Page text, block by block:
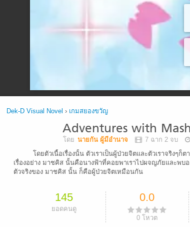
Dek-D Visual Novel › เกมสยองขวัญ
Adventures with
โดย นายกัน ผู้มีอำนาจ 7 ฉาก 2 จบ
โดยตัวเนื้อเรื่องนั้น ตัวเราเป็นผู้ป่วยจิตและตัวเราจริงๆ
เรื่องอย่าง มาชคิส นั้นคือนางฟ้าที่คอยพาเราไปผจญภัยและพบอ
ตัวจริงของ มาชคิส นั้น ก็คือผู้ป่วยจิตเหมือนกัน
145
ยอดคนดู
0.0
0 โหวต